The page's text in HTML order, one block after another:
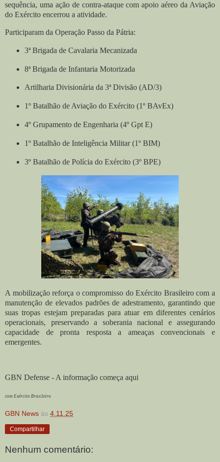
sequência, uma ação de contra-ataque com apoio aéreo da Aviação
do Exército encerrou a atividade.
Participaram da Operação Passo da Pátria:
3ª Brigada de Cavalaria Mecanizada
8ª Brigada de Infantaria Motorizada
Artilharia Divisionária da 3ª Divisão (AD/3)
1º Batalhão de Aviação do Exército (1º BAvEx)
4º Grupamento de Engenharia (4º Gpt E)
1º Batalhão de Inteligência Militar (1º BIM)
3º Batalhão de Polícia do Exército (3º BPE)
A mobilização reforça o compromisso do Exército Brasileiro com a
manutenção de elevados padrões de adestramento, garantindo que
suas tropas estejam preparadas para atuar em diferentes cenários
operacionais, preservando a soberania nacional e assegurando
capacidade de pronta resposta a ameaças convencionais e
emergentes.
GBN Defense - A informação começa aqui
com Exército Brasileiro
GBN News às 4.11.25
Compartilhar
Nenhum comentário: